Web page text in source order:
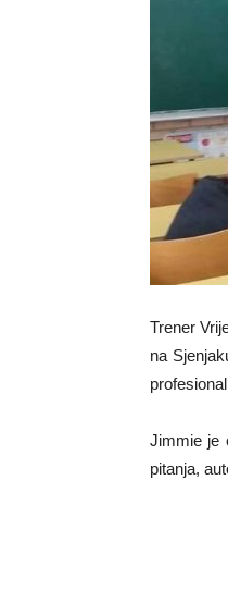
Trener
na
Jimmie je
pitanja,